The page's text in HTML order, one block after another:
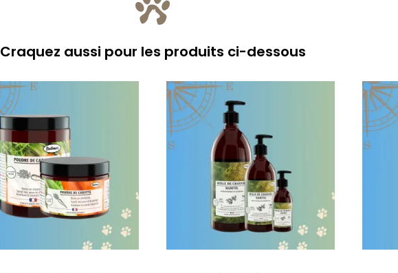
Craquez aussi pour les produits ci-dessous